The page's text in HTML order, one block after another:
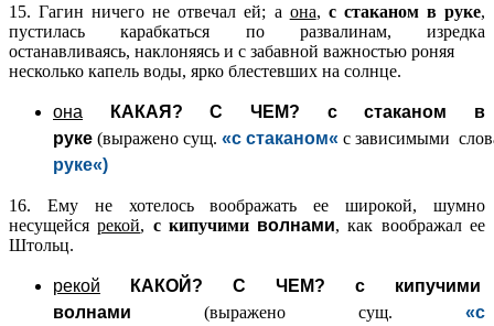
15. Гагин ничего не отвечал ей; а она, с стаканом в руке,
пустилась карабкаться по развалинам, изредка
останавливаясь, наклоняясь и с забавной важностью роняя
несколько капель воды, ярко блестевших на солнце.
она КАКАЯ? С ЧЕМ? с стаканом в
руке (выражено сущ. «с стаканом« с зависимыми
руке«)
16. Ему не хотелось воображать ее широкой, шумно
несущейсярекой, с кипучими волнами, как воображал ее
Штольц.
рекой КАКОЙ? С ЧЕМ? с кипучими
волнами (выражено сущ. «с